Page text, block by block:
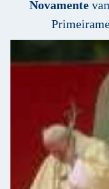
Novamente